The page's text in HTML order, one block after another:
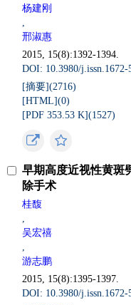
杨建刚
,
邢淑惠
2015, 15(8):1392-1394.
DOI: 10.3980/j.issn.1672-
[摘要](2716)
[HTML](0)
[PDF 353.53 K](1527)
早期高度近视性黄斑
除手术
桂馥
,
吴宏禧
,
游志鹏
2015, 15(8):1395-1397.
DOI: 10.3980/j.issn.1672-